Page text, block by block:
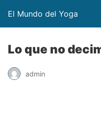
El Mundo del Yoga
Lo que no
admin